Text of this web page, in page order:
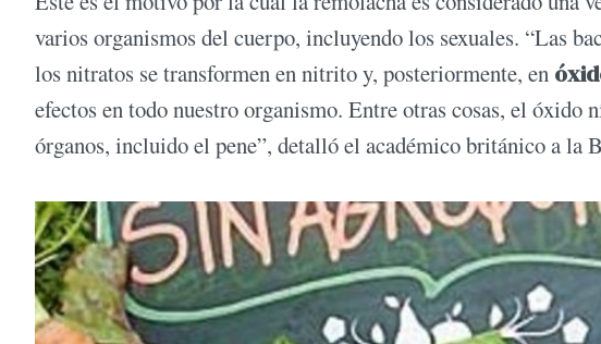
varios organismos del cuerpo, incluyendo los sexuales. “Las
los nitratos se transformen en nitrito y, posteriormente, en
efectos en todo nuestro organismo. Entre otras cosas, el
órganos, incluido el pene”, detalló el académico británico a la